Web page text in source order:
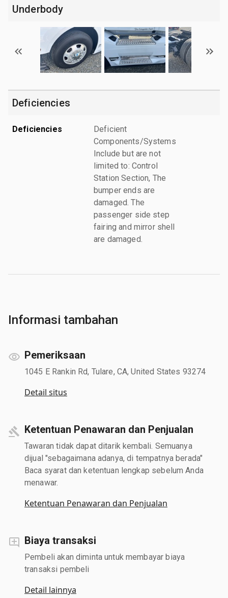
Underbody
Deficiencies
Deficiencies
Deficient
Components/Systems
Include but are not
limited to: Control
Station Section, The
bumper ends are
damaged. The
passenger side step
fairing and mirror shell
are damaged.
Informasi tambahan
Pemeriksaan
1045 E Rankin Rd, Tulare, CA, United States 93274
Detail situs
Ketentuan Penawaran dan Penjualan
Tawaran tidak dapat ditarik kembali. Semuanya
dijual "sebagaimana adanya, di tempatnya berada"
Baca syarat dan ketentuan lengkap sebelum Anda
menawar.
Ketentuan Penawaran dan Penjualan
Biaya transaksi
Pembeli akan diminta untuk membayar biaya
transaksi pembeli
Detail lainnya